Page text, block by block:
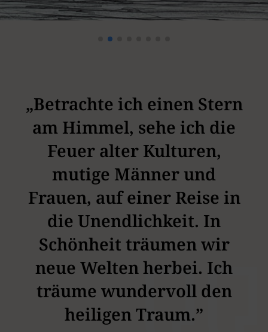
„Betrachte ich einen Stern
am Himmel, sehe ich die
Feuer alter Kulturen,
mutige Männer und
Frauen, auf einer Reise in
die Unendlichkeit. In
Schönheit träumen wir
neue Welten herbei. Ich
träume wundervoll den
heiligen Traum.”